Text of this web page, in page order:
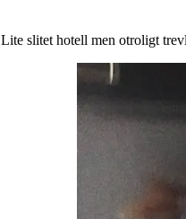
Lite slitet hotell men otroligt